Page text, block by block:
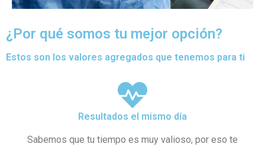
¿Por qué somos tu mejor opción?
Estos son los valores agregados que tenemos para ti
Resultados el mismo día
Sabemos que tu tiempo es muy valioso, por eso te